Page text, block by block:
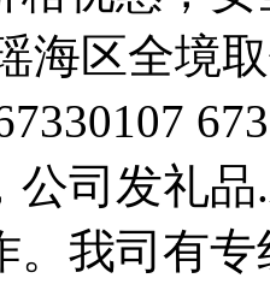
海区全境
公司发礼
。我司有